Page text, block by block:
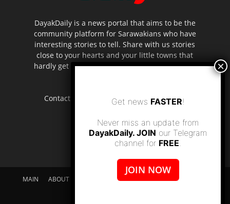
DayakDaily is a news portal that aims to be the
community platform for Sarawakians who have
interesting stories to tell. Share with us stories
close to your hearts and your little towns that
hardly get to be highlighted in the mainstream
Contact us: editor.dayakdaily@gmail.com
MAIN ABOUT US SUPPORT DAYAKDAILY
DISCLAIMER
Get news FASTER!
Never miss an update from
DayakDaily. JOIN our Telegram
channel for FREE.
JOIN NOW